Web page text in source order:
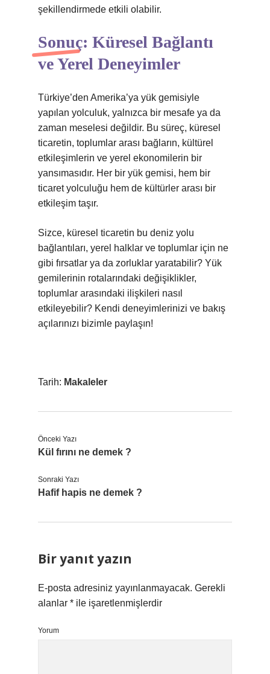
şekillendirmede etkili olabilir.
Sonuç: Küresel Bağlantı
ve Yerel Deneyimler
Türkiye’den Amerika’ya yük gemisiyle
yapılan yolculuk, yalnızca bir mesafe ya da
zaman meselesi değildir. Bu süreç, küresel
ticaretin, toplumlar arası bağların, kültürel
etkileşimlerin ve yerel ekonomilerin bir
yansımasıdır. Her bir yük gemisi, hem bir
ticaret yolculuğu hem de kültürler arası bir
etkileşim taşır.
Sizce, küresel ticaretin bu deniz yolu
bağlantıları, yerel halklar ve toplumlar için ne
gibi fırsatlar ya da zorluklar yaratabilir? Yük
gemilerinin rotalarındaki değişiklikler,
toplumlar arasındaki ilişkileri nasıl
etkileyebilir? Kendi deneyimlerinizi ve bakış
açılarınızı bizimle paylaşın!
Tarih: Makaleler
Önceki Yazı
Kül fırını ne demek ?
Sonraki Yazı
Hafif hapis ne demek ?
Bir yanıt yazın
E-posta adresiniz yayınlanmayacak. Gerekli
alanlar * ile işaretlenmişlerdir
Yorum